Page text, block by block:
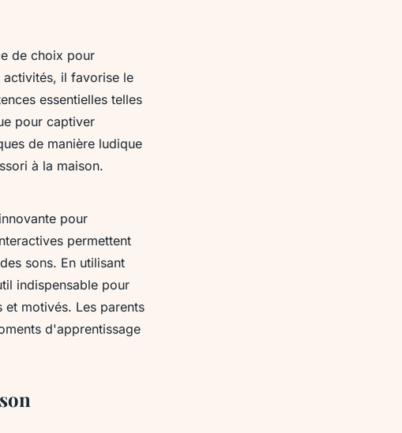
de choix pour
il favorise le
essentielles telles
pour captiver
de manière ludique
à la maison.
pour
permettent
sons. En utilisant
indispensable pour
motivés. Les parents
d'apprentissage